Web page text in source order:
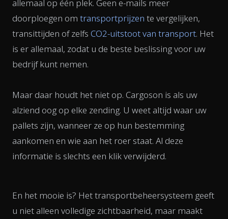
allemaal op één plek. Geen e-mails meer
doorploegen om transportprijzen te vergelijken,
transittijden of zelfs CO2-uitstoot van transport. Het
is er allemaal, zodat u de beste beslissing voor uw
bedrijf kunt nemen.
Maar daar houdt het niet op. Cargoson is als uw
alziend oog op elke zending. U weet altijd waar uw
pallets zijn, wanneer ze op hun bestemming
aankomen en wie aan het roer staat. Al deze
informatie is slechts een klik verwijderd.
En het mooie is? Het transportbeheersysteem geeft
u niet alleen volledige zichtbaarheid, maar maakt